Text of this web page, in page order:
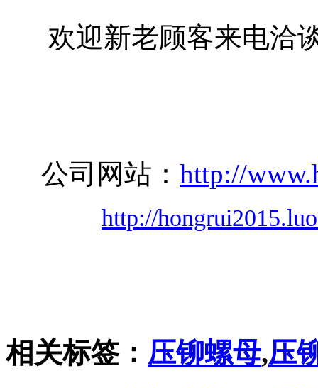
欢迎新老顾客来电洽
公司网站： http://
http://
相关标签： 压铆螺母,压